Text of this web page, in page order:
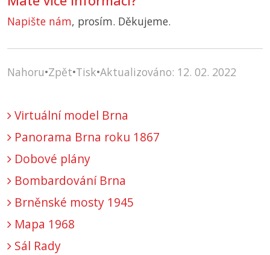
Napište nám, prosím. Děkujeme.
Nahoru•Zpět•Tisk•Aktualizováno: 12. 02. 2022
Virtuální model Brna
Panorama Brna roku 1867
Dobové plány
Bombardování Brna
Brněnské mosty 1945
Mapa 1968
Sál Rady